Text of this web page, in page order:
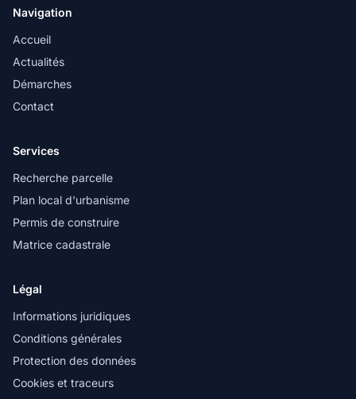
Navigation
Accueil
Actualités
Démarches
Contact
Services
Recherche parcelle
Plan local d'urbanisme
Permis de construire
Matrice cadastrale
Légal
Informations juridiques
Conditions générales
Protection des données
Cookies et traceurs